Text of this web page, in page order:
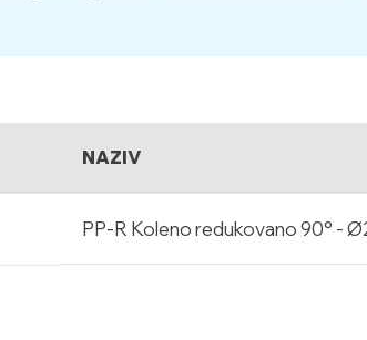
NAZIV
PP-R Koleno redukovano 90° -